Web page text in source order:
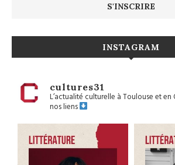
INSTAGRAM
cultures31
L’actualité culturelle à Toulouse et
nos liens